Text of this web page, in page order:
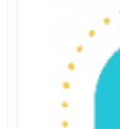
شامپو کتیرا و سبوس پک 25